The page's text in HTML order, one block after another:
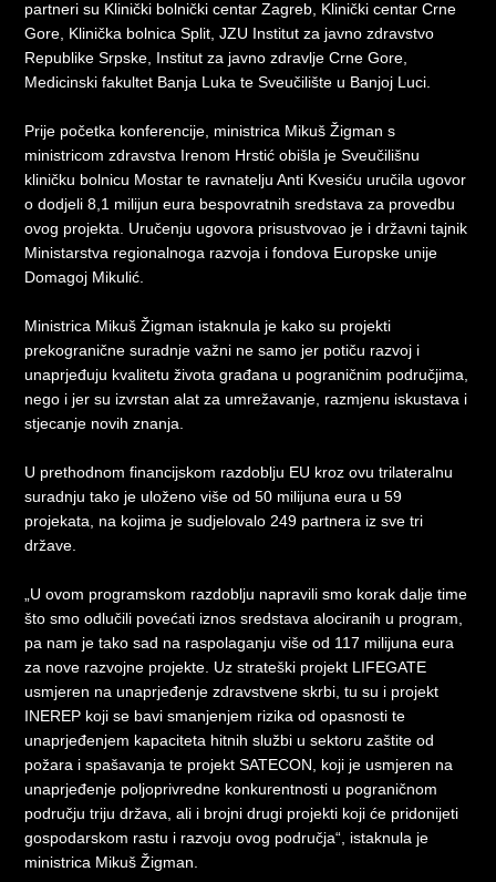
partneri su Klinički bolnički centar Zagreb, Klinički centar Crne
Gore, Klinička bolnica Split, JZU Institut za javno zdravstvo
Republike Srpske, Institut za javno zdravlje Crne Gore,
Medicinski fakultet Banja Luka te Sveučilište u Banjoj Luci.
Prije početka konferencije, ministrica Mikuš Žigman s
ministricom zdravstva Irenom Hrstić obišla je Sveučilišnu
kliničku bolnicu Mostar te ravnatelju Anti Kvesiću uručila ugovor
o dodjeli 8,1 milijun eura bespovratnih sredstava za provedbu
ovog projekta. Uručenju ugovora prisustvovao je i državni tajnik
Ministarstva regionalnoga razvoja i fondova Europske unije
Domagoj Mikulić.
Ministrica Mikuš Žigman istaknula je kako su projekti
prekogranične suradnje važni ne samo jer potiču razvoj i
unaprjeđuju kvalitetu života građana u pograničnim područjima,
nego i jer su izvrstan alat za umrežavanje, razmjenu iskustava i
stjecanje novih znanja.
U prethodnom financijskom razdoblju EU kroz ovu trilateralnu
suradnju tako je uloženo više od 50 milijuna eura u 59
projekata, na kojima je sudjelovalo 249 partnera iz sve tri
države.
„U ovom programskom razdoblju napravili smo korak dalje time
što smo odlučili povećati iznos sredstava alociranih u program,
pa nam je tako sad na raspolaganju više od 117 milijuna eura
za nove razvojne projekte. Uz strateški projekt LIFEGATE
usmjeren na unaprjeđenje zdravstvene skrbi, tu su i projekt
INEREP koji se bavi smanjenjem rizika od opasnosti te
unaprjeđenjem kapaciteta hitnih službi u sektoru zaštite od
požara i spašavanja te projekt SATECON, koji je usmjeren na
unaprjeđenje poljoprivredne konkurentnosti u pograničnom
području triju država, ali i brojni drugi projekti koji će pridonijeti
gospodarskom rastu i razvoju ovog područja“, istaknula je
ministrica Mikuš Žigman.